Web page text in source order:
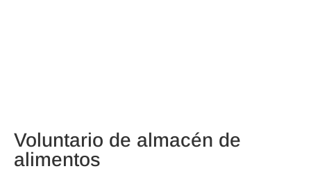
Voluntario de almacén de
alimentos